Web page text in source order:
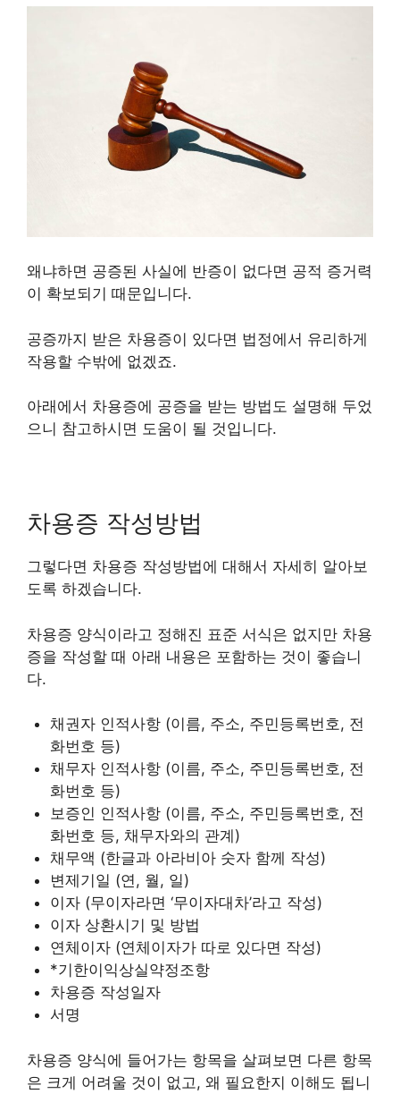
왜냐하면 공증된 사실에 반증이 없다면 공적 증거력
이 확보되기 때문입니다.
공증까지 받은 차용증이 있다면 법정에서 유리하게
작용할 수밖에 없겠죠.
아래에서 차용증에 공증을 받는 방법도 설명해 두었
으니 참고하시면 도움이 될 것입니다.
차용증 작성방법
그렇다면 차용증 작성방법에 대해서 자세히 알아보
도록 하겠습니다.
차용증 양식이라고 정해진 표준 서식은 없지만 차용
증을 작성할 때 아래 내용은 포함하는 것이 좋습니
다.
채권자 인적사항 (이름, 주소, 주민등록번호, 전
화번호 등)
채무자 인적사항 (이름, 주소, 주민등록번호, 전
화번호 등)
보증인 인적사항 (이름, 주소, 주민등록번호, 전
화번호 등, 채무자와의 관계)
채무액 (한글과 아라비아 숫자 함께 작성)
변제기일 (연, 월, 일)
이자 (무이자라면 ‘무이자대차’라고 작성)
이자 상환시기 및 방법
연체이자 (연체이자가 따로 있다면 작성)
*기한이익상실약정조항
차용증 작성일자
서명
차용증 양식에 들어가는 항목을 살펴보면 다른 항목
은 크게 어려울 것이 없고, 왜 필요한지 이해도 됩니